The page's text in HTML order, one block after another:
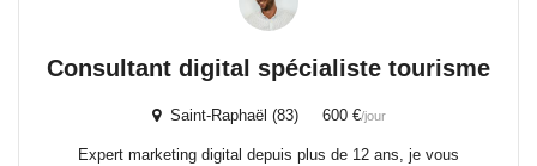
Consultant digital spécialiste tourisme
Saint-Raphaël (83) 600 €/jour
Expert marketing digital depuis plus de 12 ans, je vous